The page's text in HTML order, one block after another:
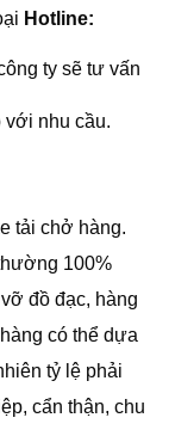
Hotline:
ty sẽ tư vấn
nhu cầu.
tải chở hàng.
100%
đồ đạc, hàng
có thể dựa
tỷ lệ phải
cẩn thận, chu